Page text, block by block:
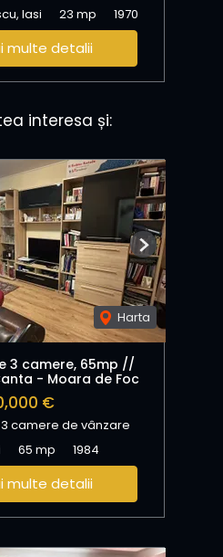
Iasi
23 mp 1970
multe detalii
interesa și:
Harta
Next
3 camere, 65mp //
- Moara de Foc
€
camere de vânzare
65 mp 1984
multe detalii